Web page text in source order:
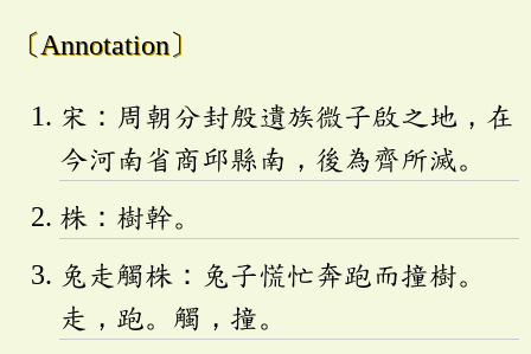
〔Annotation〕
宋：周朝分封殷遺族微子啟之地，在
今河南省商邱縣南，後為齊所滅。
株：樹幹。
兔走觸株：兔子慌忙奔跑而撞樹。
走，跑。觸，撞。